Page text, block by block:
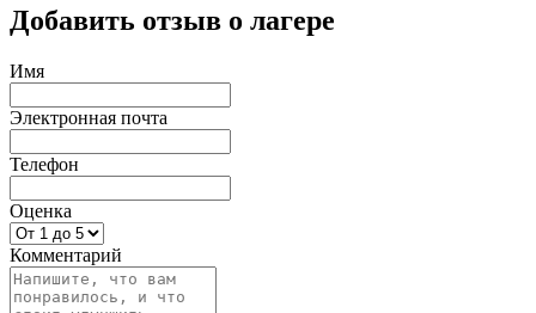
Добавить отзыв о лагере
Имя
Электронная почта
Телефон
Оценка
Комментарий